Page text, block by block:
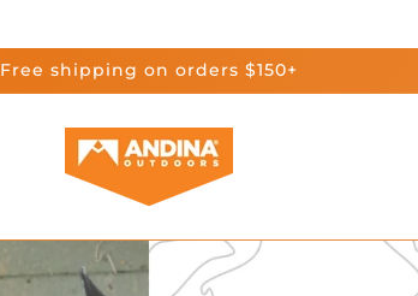
Free shipping on orders $150+